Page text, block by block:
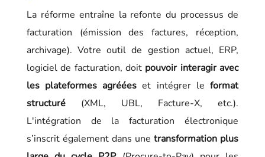
La réforme entraîne la refonte du processus de
facturation (émission des factures, réception,
archivage). Votre outil de gestion actuel, ERP,
logiciel de facturation, doit pouvoir interagir avec
les plateformes agréées et intégrer leformat
structuré(XML, UBL, Facture-X, etc.).
L'intégration de la facturation électronique
s’inscrit également dans unetransformation plus